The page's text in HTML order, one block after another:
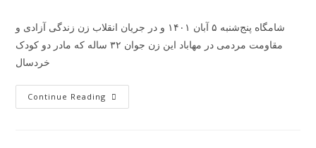
شامگاه پنج‌شنبه ۵ آبان ۱۴۰۱ و در جریان انقلاب زن زندگی آزادی و
مقاومت مردمی در مهاباد این زن جوان ۳۲ ساله که مادر دو کودک
خردسال
Continue Reading